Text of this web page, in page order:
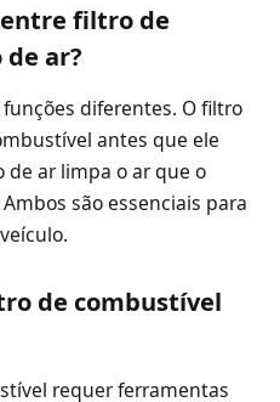
filtro de
ar?
diferentes. O filtro
antes que ele
de ar limpa o ar que o
são essenciais para
de combustível
requer ferramentas